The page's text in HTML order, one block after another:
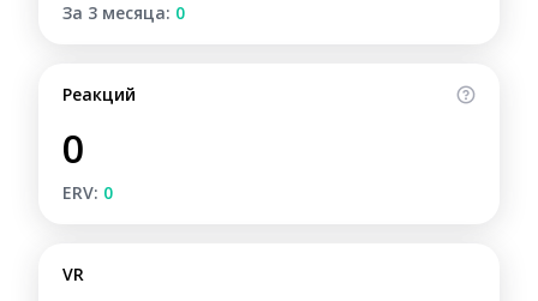
За 3 месяца: 0
Реакций
0
ERV: 0
VR